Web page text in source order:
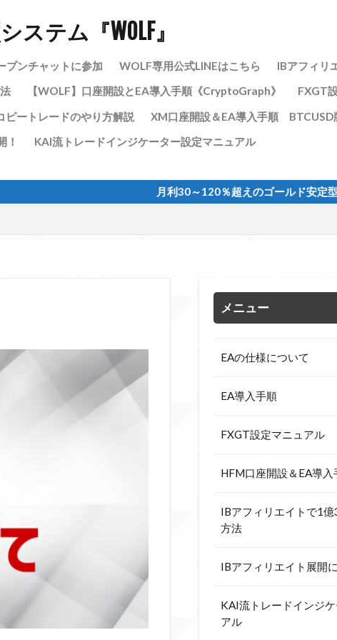
ステム『WOLF』
プンチャットに参加 WOLF専用公式LINEはこちら
IBアフィリ
【WOLF】口座開設とEA導入手順《CryptoGraph》
FXGT
ピートレードのやり方解説
XM口座開設＆EA導入手順 BTCUSD
！
KAI流トレードインジケーター設定マニュアル
月利30～120％超えのゴールド安定型EAをつ
メニュー
EAの仕様について
EA導入手順
FXGT設定マニュアル
HFM口座開設＆EA導入
IBアフィリエイトで1
方法
IBアフィリエイト展開
KAI流トレードインジ
アル